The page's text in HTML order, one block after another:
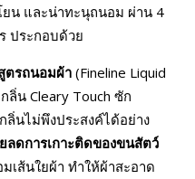
น และน่าทะนุถนอม ผ่าน 4
ประกอบด้วย
ตรถนอมผ้า (Fineline Liquid
ลิ่น Cleary Touch ซัก
นไม่พึงประสงค์ได้อย่าง
ลดการเกาะติดของขนสัตว์
เส้นใยผ้า ทำให้ผ้าสะอาด